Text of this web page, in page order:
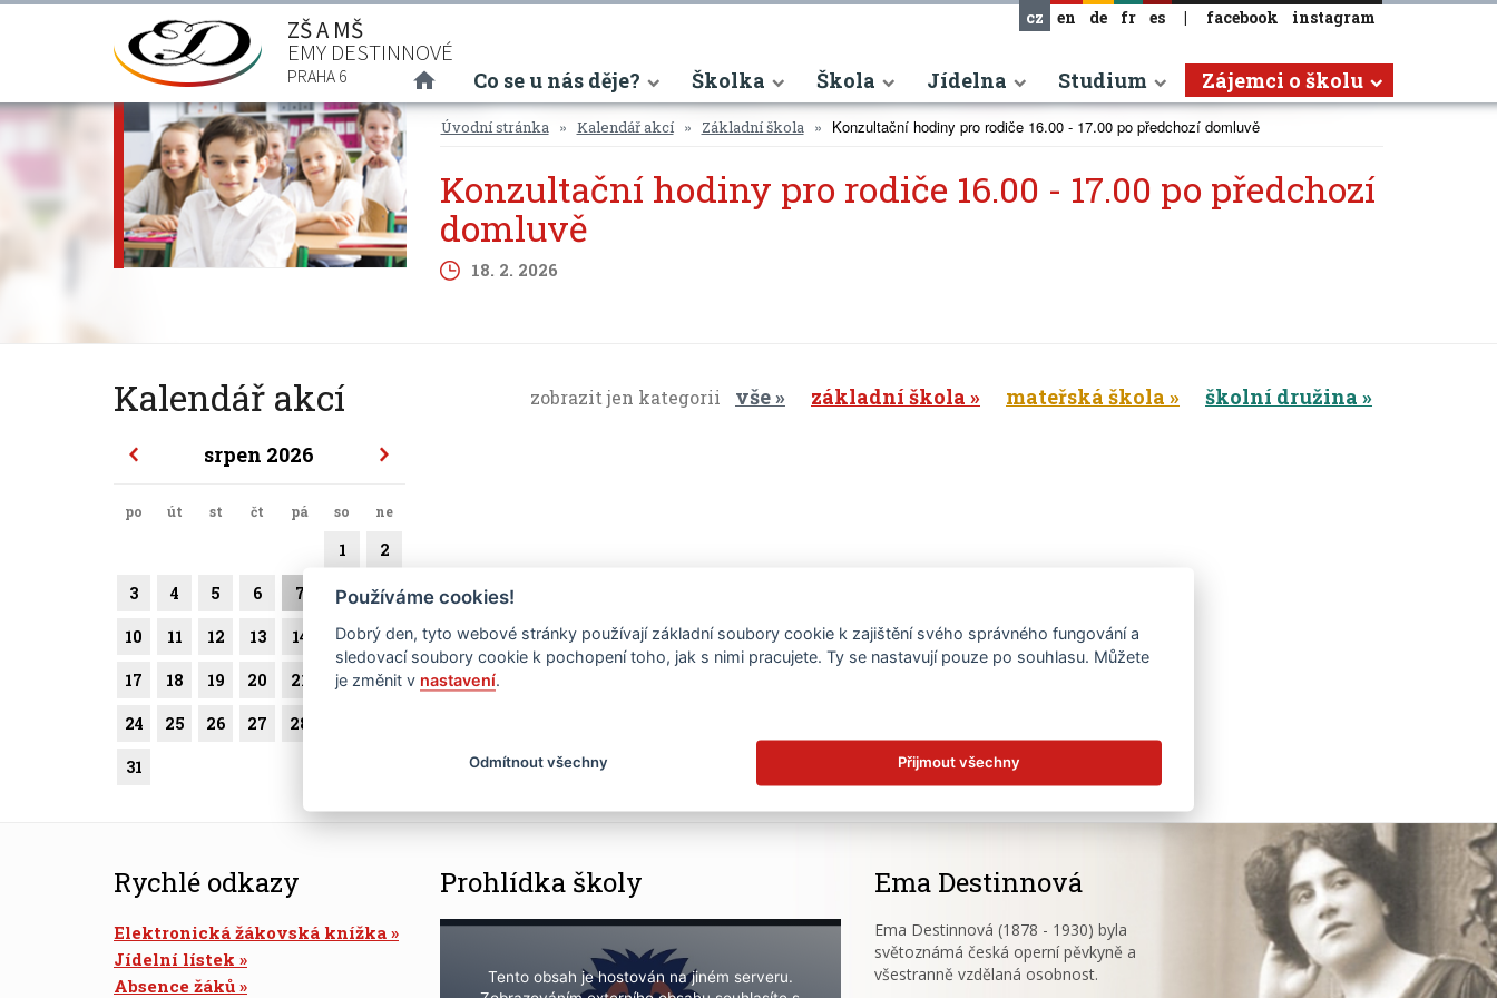
ZŠ A MŠ
EMY DESTINNOVÉ
PRAHA 6
cz en de fr es | facebook instagram
(current)
Co se u nás děje? Školka Škola Jídelna Studium Zájemci o školu
Úvodní stránka Kalendář akcí Základní škola Konzultační hodiny pro rodiče 16.00 - 17.00 po předchozí domluvě
Konzultační hodiny pro rodiče 16.00 - 17.00 po předchozí
domluvě
18. 2. 2026
Kalendář akcí zobrazit jen kategorii vše základní škola mateřská škola školní družina
srpen 2026
po út st čt pá so ne
1 2
3 4 5 6 7 8 9
10 11 12 13 14 15 16
17 18 19 20 21 22 23
24 25 26 27 28
31
Rychlé odkazy
Elektronická žákovská knížka
Jídelní lístek
Absence žáků
Prohlídka školy
Tento obsah je hostován na jiném serveru.
Ema Destinnová
Ema Destinnová (1878 - 1930) byla
světoznámá česká operní pěvkyně a
všestranně vzdělaná osobnost.
Používáme cookies!
Dobrý den, tyto webové stránky používají základní soubory cookie k zajištění svého správného fungování a
sledovací soubory cookie k pochopení toho, jak s nimi pracujete. Ty se nastavují pouze po souhlasu. Můžete
je změnit v nastavení.
Odmítnout všechny Přijmout všechny